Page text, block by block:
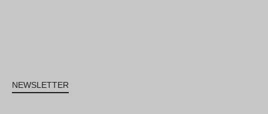
NEWSLETTER